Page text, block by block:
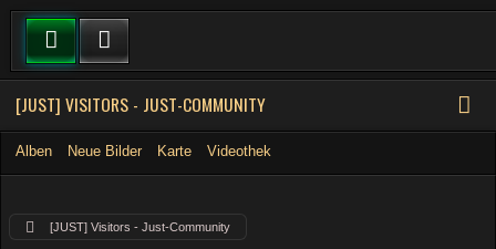
[JUST] VISITORS - JUST-COMMUNITY
Alben Neue Bilder Karte Videothek
[JUST] Visitors - Just-Community